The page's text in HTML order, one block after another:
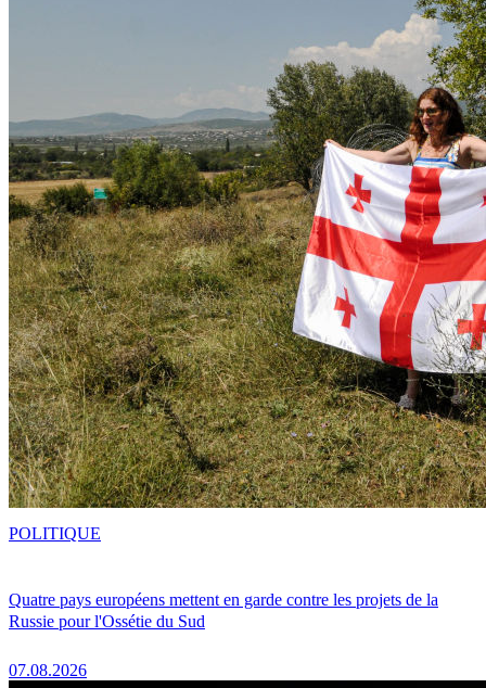
Quatre pays européens mettent en garde contre les projets de la
Russie pour l'Ossétie du Sud
07.08.2026
POLITIQUE